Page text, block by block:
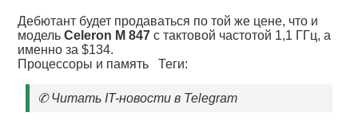
Дебютант будет продаваться по той же цене, что и
модельCeleron M 847 с тактовой частотой 1,1 ГГц, а
именно за $134.
Процессоры и память Теги:
✆Читать IT-новости в Telegram